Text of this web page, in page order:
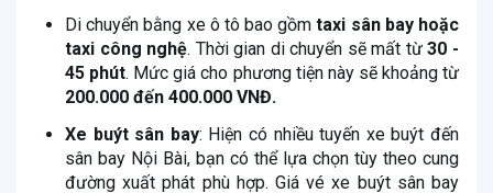
Di chuyển bằng xe ô tô bao gồmtaxi sân bay hoặc
taxi công nghệ. Thời gian di chuyển sẽ mất từ30 -
45 phút. Mức giá cho phương tiện này sẽ khoảng từ
200.000 đến 400.000 VNĐ.
Xe buýt sân bay: Hiện có nhiều tuyến xe buýt đến
sân bay Nội Bài, bạn có thể lựa chọn tùy theo cung
đường xuất phát phù hợp. Giá vé xe buýt sân bay